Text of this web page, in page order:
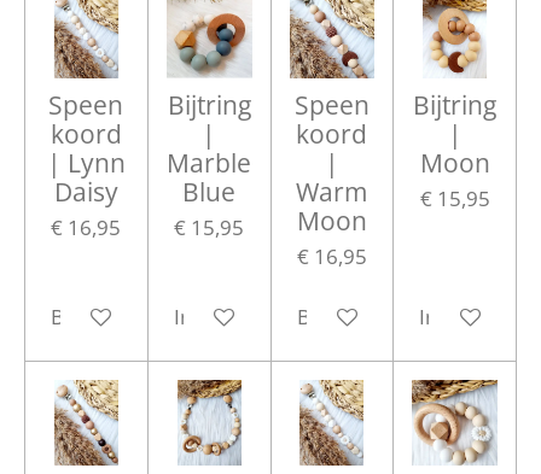
Speen
koord
| Lynn
Daisy
€ 16,95
Bekijk details
Bijtring
|
Marble
Blue
€ 15,95
In winkelwagen
Speen
koord
|
Warm
Moon
€ 16,95
Bekijk details
Bijtring
|
Moon
€ 15,95
In